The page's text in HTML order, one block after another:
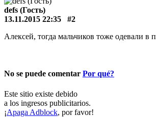
defs (Гость)
13.11.2015 22:35
#2
Алексей, тогда мальчиков тоже одевали в
No se puede comentar Por qué?
Este sitio existe debido
a los ingresos publicitarios.
¡Apaga Adblock, por favor!